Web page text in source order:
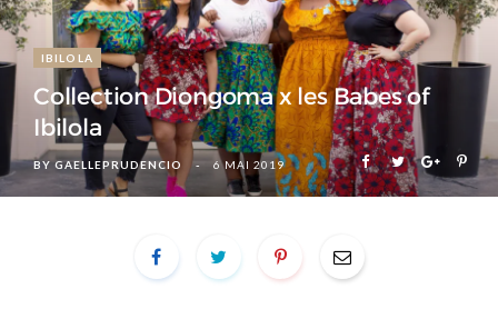
IBILOLA
Collection Diongoma x les Babes of
Ibilola
BYGAELLEPRUDENCIO 6 MAI 2019